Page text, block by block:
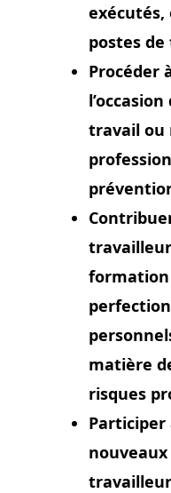
exécutés,
postes
Procéder
travail ou
matière
risques
Participer